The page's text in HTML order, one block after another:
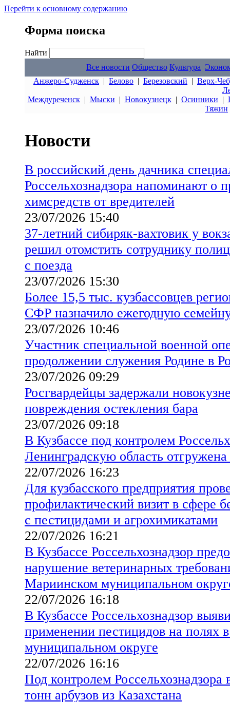
Перейти к основному содержанию
Форма поиска
Найти
Все новости Общество Культура
Анжеро-Судженск | Белово | Березовский | Верх-
Междуреченск| Мыски | Новокузнецк| Осинники |
Тяжин
Новости
В российский день дачника
Россельхознадзора напоминают о
химсредств от вредителей
23/07/2026 15:40
37-летний сибиряк-вахтовик у
решил отомстить сотруднику
с поезда
23/07/2026 15:30
Более 15,5 тыс. кузбассовцев
СФР назначило ежегодную
23/07/2026 10:46
Участник специальной военной
продолжении служения Родине в
23/07/2026 09:29
Росгвардейцы задержали
повреждения остекления бара
23/07/2026 09:18
В Кузбассе под контролем
Ленинградскую область
22/07/2026 16:23
Для кузбасского предприятия
профилактический визит в сфере
с пестицидами и агрохимикатами
22/07/2026 16:21
В Кузбассе Россельхознадзор
нарушение ветеринарных
Мариинском муниципальном
22/07/2026 16:18
В Кузбассе Россельхознадзор
применении пестицидов на полях
муниципальном округе
22/07/2026 16:16
Под контролем Россельхознадзора
тонн арбузов из Казахстана